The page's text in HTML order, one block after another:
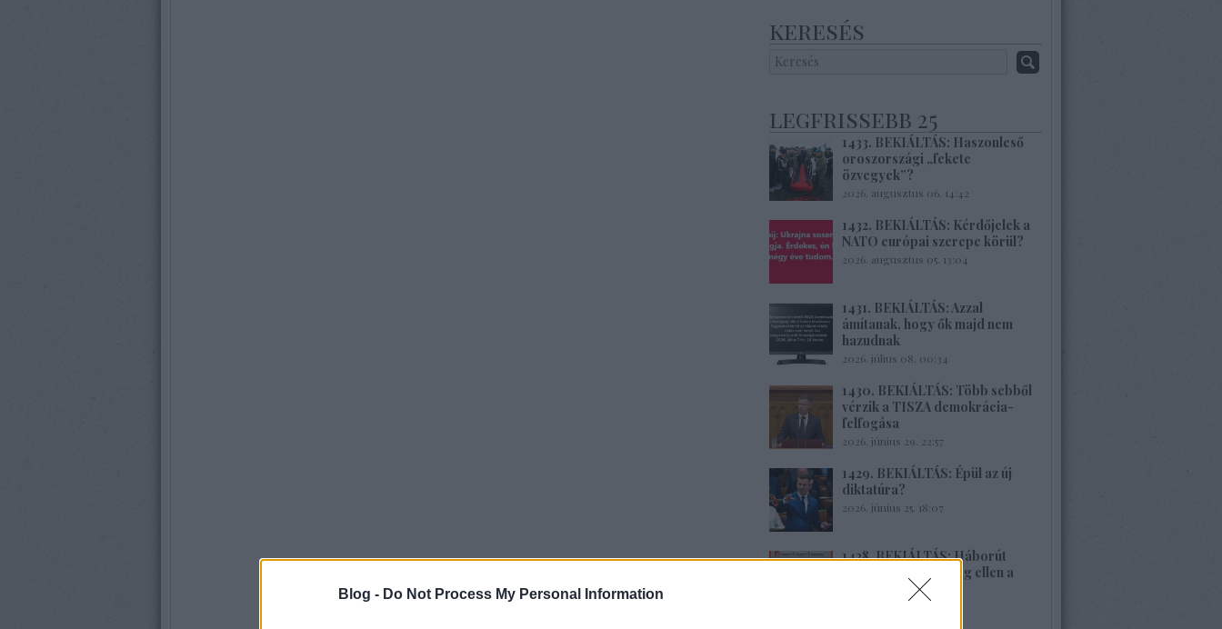
Blog - Do Not Process My Personal Information
keresés
legfrissebb 25
1433. BEKIÁLTÁS: Haszonleső
oroszországi „fekete
özvegyek”?
2026. augusztus 06. 14:42
1432. BEKIÁLTÁS: Kérdőjelek a
NATO európai szerepe körül?
2026. augusztus 05. 13:04
1431. BEKIÁLTÁS: Azzal
ámítanak, hogy ők majd nem
hazudnak
2026. július 08. 00:34
1430. BEKIÁLTÁS: Több sebből
vérzik a TISZA demokrácia-
felfogása
2026. június 29. 22:57
1429. BEKIÁLTÁS: Épül az új
diktatúra?
2026. június 25. 18:07
1428. BEKIÁLTÁS: Háborút
vizionál Oroszország ellen a